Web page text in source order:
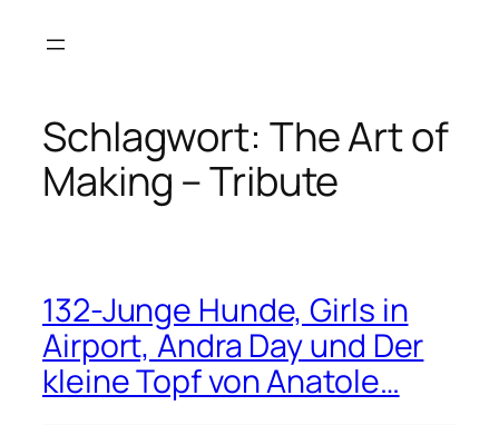
Inhalt
Schlagwort: The Art of
Making – Tribute
132-Junge Hunde, Girls in
Airport, Andra Day und Der
kleine Topf von Anatole…